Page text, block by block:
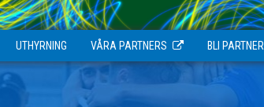
UTHYRNING VÅRA PARTNERS BLI PARTNER